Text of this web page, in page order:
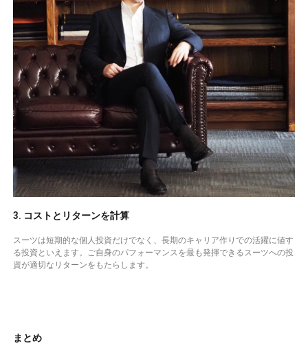
3. コストとリターンを計算
スーツは短期的な個人投資だけでなく、長期のキャリア作りでの活躍に値す
る投資といえます。ご自身のパフォーマンスを最も発揮できるスーツへの投
資が適切なリターンをもたらします。
まとめ